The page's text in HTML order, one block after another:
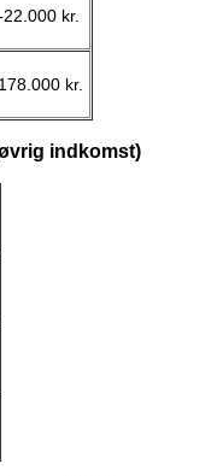
22.000 kr.
178.000 kr.
indkomst)